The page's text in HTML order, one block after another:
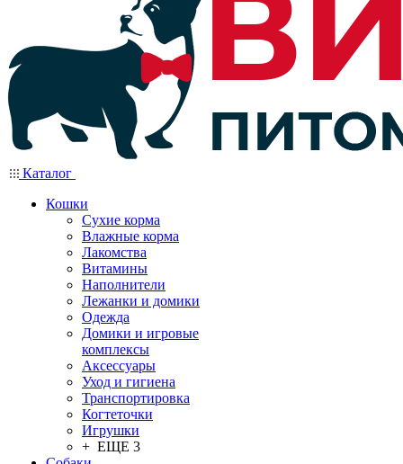
Каталог
Кошки
Сухие корма
Влажные корма
Лакомства
Витамины
Наполнители
Лежанки и домики
Одежда
Домики и игровые
комплексы
Аксессуары
Уход и гигиена
Транспортировка
Когтеточки
Игрушки
+ ЕЩЕ 3